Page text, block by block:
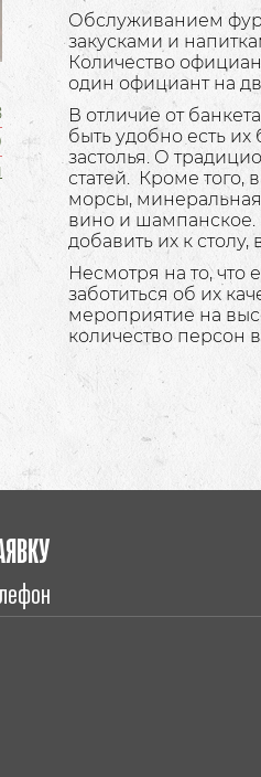
Обслуживанием
закусками и
Количество
один официант на
В отличие от
быть удобно есть
застолья. О
статей. Кроме того,
морсы,
вино и шампанское.
добавить их к
Несмотря на то,
заботиться об их
мероприятие на
количество персон